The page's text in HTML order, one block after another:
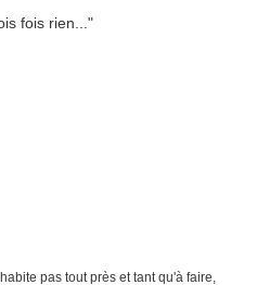
pas tout près et tant qu'à faire,